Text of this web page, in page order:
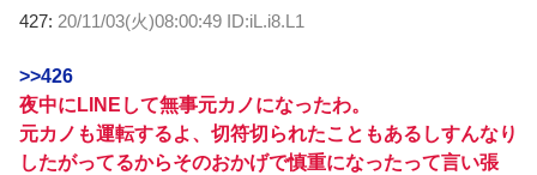
427: 20/11/03(火)08:00:49 ID:iL.i8.L1
>>426
夜中にLINEして無事元カノになったわ。
元カノも運転するよ、切符切られたこともあるしすんなり
したがってるからそのおかげで慎重になったって言い張